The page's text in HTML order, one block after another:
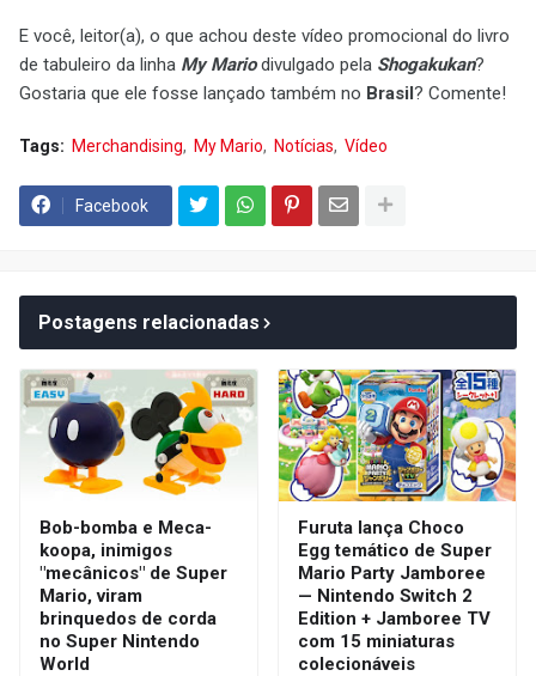
E você, leitor(a), o que achou deste vídeo promocional do livro
de tabuleiro da linha My Mariodivulgado pela Shogakukan?
Gostaria que ele fosse lançado também no Brasil? Comente!
Tags: Merchandising My Mario Notícias Vídeo
Facebook
Postagens relacionadas
Bob-bomba e Meca-
koopa, inimigos
"mecânicos" de Super
Mario, viram
brinquedos de corda
no Super Nintendo
World
Furuta lança Choco
Egg temático de Super
Mario Party Jamboree
— Nintendo Switch 2
Edition + Jamboree TV
com 15 miniaturas
colecionáveis